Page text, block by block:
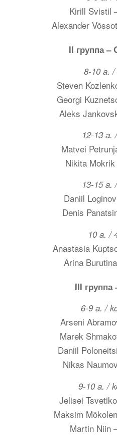
Kirill Svistil
Alexander
II группа –
8-10 a.
Steven
Georgi
Aleks
12-13 a.
Matvei
Nikita
13-15 a.
Daniil
Denis
10 a. /
Anastasia
Arina
III группа
6-9 a. /
Arseni
Marek
Daniil
Nikas
9-10 a. /
Jelisei
Maksim
Martin Niin